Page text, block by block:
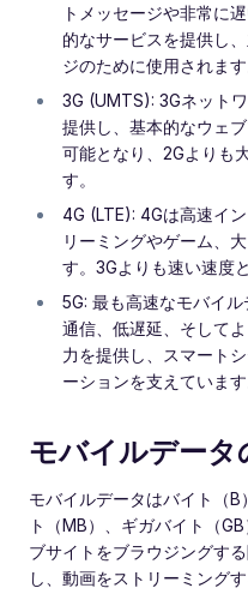
トメッセージや非常に
的なサービスを提供し
ジのために使用されます
3G (UMTS): 3Gネット
提供し、基本的なウェ
可能となり、2Gよりも
す。
4G (LTE): 4Gは高速イ
リーミングやゲーム、
す。3Gよりも速い速度
5G: 最も高速なモバイ
通信、低遅延、そして
力を提供し、スマート
ーションを支えています
モバイルデータ
モバイルデータはバイト（
ト（MB）、ギガバイト（
ブサイトをブラウジングす
し、動画をストリーミング